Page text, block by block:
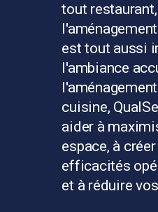
tout
est tout aussi
l'ambiance
cuisine,
aider à
espace, à
efficacités
et à réduire